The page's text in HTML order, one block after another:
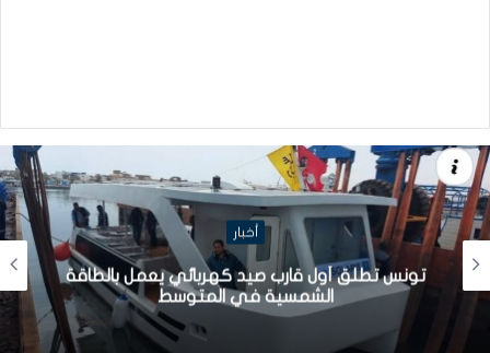
أخبار
تونس تطلق أول قارب صيد كهربائي يعمل بالطاقة
الشمسية في المتوسط